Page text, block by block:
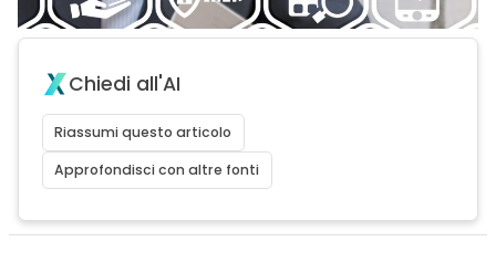
Chiedi all'AI
Riassumi questo articolo
Approfondisci con altre fonti